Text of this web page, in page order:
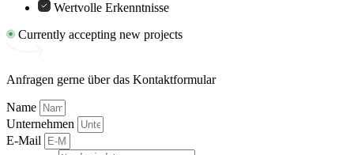
Wertvolle Erkenntnisse
Currently accepting new projects
Anfragen gerne über das Kontaktformular
Name
Unternehmen
E-Mail